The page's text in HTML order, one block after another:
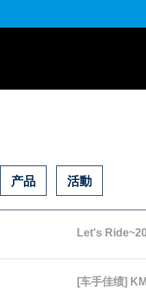
产品 活動
Let's
[车手佳绩]